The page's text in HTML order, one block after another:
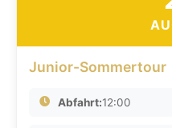
Junior-Sommertour
Abfahrt:12:00